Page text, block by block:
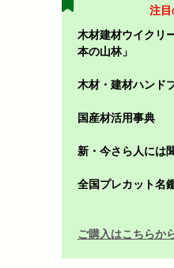
注目
木材建材ウイクリ
本の山林」
木材・建材ハンド
国産材活用事典
新・今さら人には
全国プレカット名
ご購入はこちらか